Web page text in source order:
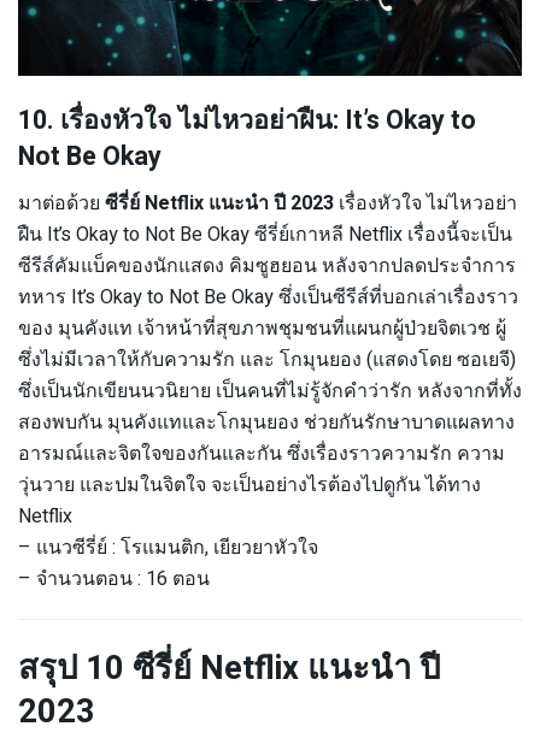
10. เรื่องหัวใจ ไม่ไหวอย่าฝืน: It’s Okay to
Not Be Okay
มาต่อด้วย ซีรี่ย์ Netflix แนะนำ ปี 2023 เรื่องหัวใจ ไม่ไหวอย่า
ฝืน It’s Okay to Not Be Okay ซีรี่ย์เกาหลี Netflix เรื่องนี้จะเป็น
ซีรีส์คัมแบ็คของนักแสดง คิมซูฮยอน หลังจากปลดประจำการ
ทหาร It’s Okay to Not Be Okay ซึ่งเป็นซีรีส์ที่บอกเล่าเรื่องราว
ของ มุนคังแท เจ้าหน้าที่สุขภาพชุมชนที่แผนกผู้ป่วยจิตเวช ผู้
ซึ่งไม่มีเวลาให้กับความรัก และ โกมุนยอง (แสดงโดย ซอเยจี)
ซึ่งเป็นนักเขียนนวนิยาย เป็นคนที่ไม่รู้จักคำว่ารัก หลังจากที่ทั้ง
สองพบกัน มุนคังแทและโกมุนยอง ช่วยกันรักษาบาดแผลทาง
อารมณ์และจิตใจของกันและกัน ซึ่งเรื่องราวความรัก ความ
วุ่นวาย และปมในจิตใจ จะเป็นอย่างไรต้องไปดูกัน ได้ทาง
Netflix
– แนวซีรี่ย์ : โรแมนติก, เยียวยาหัวใจ
– จำนวนตอน : 16 ตอน
สรุป 10 ซีรี่ย์ Netflix แนะนำ ปี
2023